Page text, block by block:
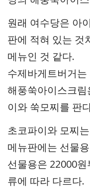
원래 여수당은 아
판에 적혀 있는 것
메뉴인 것 같다.
수제바게트버거
해풍쑥아이스크
이와 쑥모찌를 판
초코파이와 모찌
메뉴판에는 선물
선물용은 22000
류에 따라 다르다.